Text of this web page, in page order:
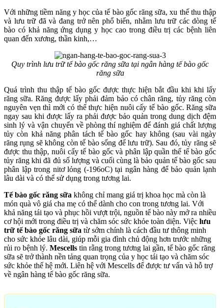
Với những tiềm năng y học của tế bào gốc răng sữa, xu thế thu thập
và lưu trữ đã và đang trở nên phổ biến, nhằm lưu trữ các dòng tế
bào có khả năng ứng dụng y học cao trong điều trị các bệnh liên
quan đến xương, thần kinh,…
Quy trình lưu trữ tế bào gốc răng sữa tại ngân hàng tế bào gốc
răng sữa
Quá trình thu thập tế bào gốc được thực hiện bắt đầu khi khi lấy
răng sữa. Răng được lấy phải đảm bảo có chân răng, tủy răng còn
nguyên vẹn thì mới có thể thực hiện nuôi cấy tế bào gốc. Răng sữa
ngay sau khi được lấy ra phải được bảo quản trong dung dịch đệm
sinh lý và vận chuyển về phòng thí nghiệm để đánh giá chất lượng
tủy còn khả năng phân tách tế bào gốc hay không (sau vài ngày
răng rụng sẽ không còn tế bào sống để lưu trữ). Sau đó, tủy răng sẽ
được thu thập, nuôi cấy tế bào gốc và phân lập quần thể tế bào gốc
tủy răng khi đã đủ số lượng và cuối cùng là bảo quản tế bào gốc sau
phân lập trong nitơ lỏng (-196oC) tại ngân hàng để bảo quản lạnh
lâu dài và có thể sử dụng trong tương lai.
Tế bào gốc răng sữa không chỉ mang giá trị khoa học mà còn là
món quà vô giá cha mẹ có thể dành cho con trong tương lai. Với
khả năng tái tạo và phục hồi vượt trội, nguồn tế bào này mở ra nhiều
cơ hội mới trong điều trị và chăm sóc sức khỏe toàn diện. Việc lưu
trữ tế bào gốc răng sữa từ sớm chính là cách đầu tư thông minh
cho sức khỏe lâu dài, giúp mỗi gia đình chủ động hơn trước những
rủi ro bệnh lý. Mescells tin rằng trong tương lai gần, tế bào gốc răng
sữa sẽ trở thành nền tảng quan trọng của y học tái tạo và chăm sóc
sức khỏe thế hệ mới. Liên hệ với Mescells để được tư vấn và hỗ trợ
về ngân hàng tế bào gốc răng sữa.